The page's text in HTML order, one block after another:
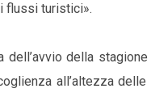
flussi turistici».
della stagione
all’altezza delle